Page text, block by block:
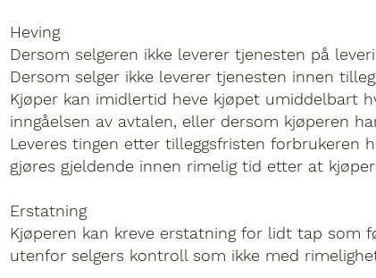
Heving
Dersom selgeren ikke leverer tjenesten på
Dersom selger ikke leverer tjenesten innen
Kjøper kan imidlertid heve kjøpet umiddelbart
inngåelsen av avtalen, eller dersom kjøperen
Leveres tingen etter tilleggsfristen forbrukeren
gjøres gjeldende innen rimelig tid etter at
Erstatning
Kjøperen kan kreve erstatning for lidt tap som
utenfor selgers kontroll som ikke med